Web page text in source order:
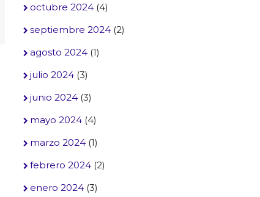
octubre 2024 (4)
septiembre 2024 (2)
agosto 2024 (1)
julio 2024 (3)
junio 2024 (3)
mayo 2024 (4)
marzo 2024 (1)
febrero 2024 (2)
enero 2024 (3)